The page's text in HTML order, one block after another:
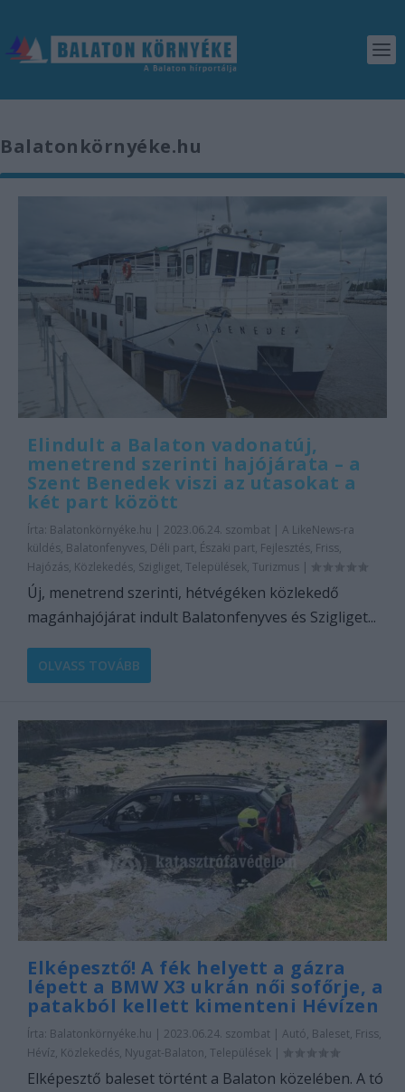
Balatonkörnyéke.hu
Elindult a Balaton vadonatúj,
menetrend szerinti hajójárata – a
Szent Benedek viszi az utasokat a
két part között
Írta: Balatonkörnyéke.hu | 2023.06.24. szombat | A LikeNews-ra
küldés, Balatonfenyves, Déli part, Északi part, Fejlesztés, Friss,
Hajózás, Közlekedés, Szigliget, Települések, Turizmus |
Új, menetrend szerinti, hétvégéken közlekedő
magánhajójárat indult Balatonfenyves és Szigliget...
OLVASS TOVÁBB
Elképesztő! A fék helyett a gázra
lépett a BMW X3 ukrán női sofőrje, a
patakból kellett kimenteni Hévízen
Írta: Balatonkörnyéke.hu | 2023.06.24. szombat | Autó, Baleset, Friss,
Hévíz, Közlekedés, Nyugat-Balaton, Települések |
Elképesztő baleset történt a Balaton közelében. A tó